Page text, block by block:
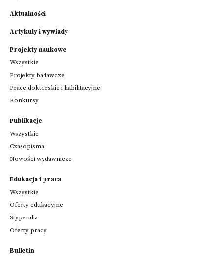
Aktualności
Artykuły i wywiady
Projekty naukowe
Wszystkie
Projekty badawcze
Prace doktorskie i habilitacyjne
Konkursy
Publikacje
Wszystkie
Czasopisma
Nowości wydawnicze
Edukacja i praca
Wszystkie
Oferty edukacyjne
Stypendia
Oferty pracy
Bulletin